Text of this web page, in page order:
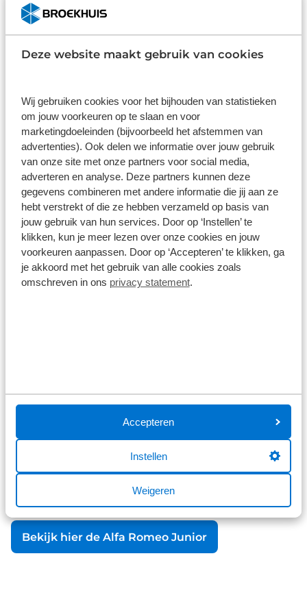
Deze website maakt gebruik van cookies
Wij gebruiken cookies voor het bijhouden van statistieken
om jouw voorkeuren op te slaan en voor
marketingdoeleinden (bijvoorbeeld het afstemmen van
advertenties). Ook delen we informatie over jouw gebruik
van onze site met onze partners voor social media,
adverteren en analyse. Deze partners kunnen deze
gegevens combineren met andere informatie die jij aan ze
hebt verstrekt of die ze hebben verzameld op basis van
jouw gebruik van hun services. Door op ‘Instellen’ te
klikken, kun je meer lezen over onze cookies en jouw
voorkeuren aanpassen. Door op ‘Accepteren’ te klikken, ga
je akkoord met het gebruik van alle cookies zoals
omschreven in ons privacy statement.
Accepteren
Instellen
Weigeren
Alfra Romeo Junior Elettrica Speciale
eerbetoon aan een legendarisch tijdperk van het
merk, dat synoniem staat voor sportiviteit,
elegantie en Italiaanse flair. Geïnspireerd op de
iconische Alfa Romeo Giulia Sprint GT Junior uit de
jaren ’60, brengt dit compacte model de klassieke
Alfa-stijl tot leven in moderne vorm. Met zijn
kenmerkende lijnen, scherpe contouren en het
karakteristieke Alfa Romeo-grilleontwerp straalt de
Junior klasse en karakter uit. De elektromotor zorgt
voor een dynamische rijervaring met focus op
rijplezier. De Junior voelt zich thuis in stedelijke
straten en op bochtige wegen, waar zijn
zijdelings steun voor degene die net dat beetje
standaard Spiga interieur comfort biedt voor
degene die langere afstanden moet afleggen. De
Junior is ontworpen voor de sportieve rijder die
dankzij de elektrische aandrijflijn ook rekening
houdt met het milieu aspect.
Bekijk hier de Alfa Romeo Junior